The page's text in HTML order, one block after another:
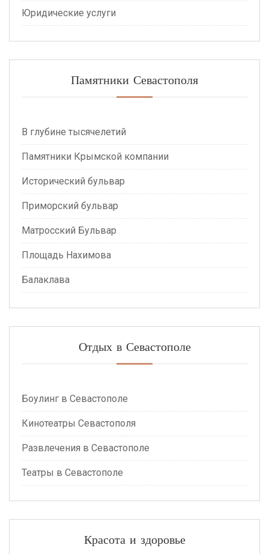
Юридические услуги
Памятники Севастополя
В глубине тысячелетий
Памятники Крымской компании
Исторический бульвар
Приморский бульвар
Матросский Бульвар
Площадь Нахимова
Балаклава
Отдых в Севастополе
Боулинг в Севастополе
Кинотеатры Севастополя
Развлечения в Севастополе
Театры в Севастополе
Красота и здоровье